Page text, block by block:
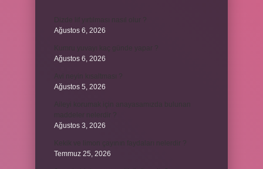
Ağustos 6, 2026
Ağustos 6, 2026
Ağustos 5, 2026
Ağustos 3, 2026
Temmuz 25, 2026